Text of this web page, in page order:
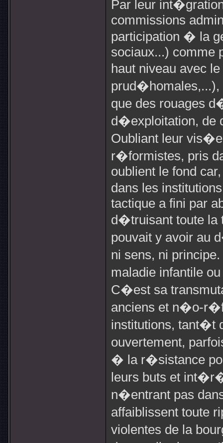
Par leur
commissions
participation � la
sociaux...) comme
haut niveau avec
prud�homales,...),
que des rouages
d�exploitation, de
Oubliant leur
r�formistes, pris
oublient le fond
dans les
tactique a fini par
d�truisant toute
pouvait y avoir au
ni sens, ni
maladie infantile
C�est sa
anciens et n�o-
institutions, tant�t
ouvertement,
� la r�sistance
leurs buts et
n�entrant pas
affaiblissent toute
violentes de la